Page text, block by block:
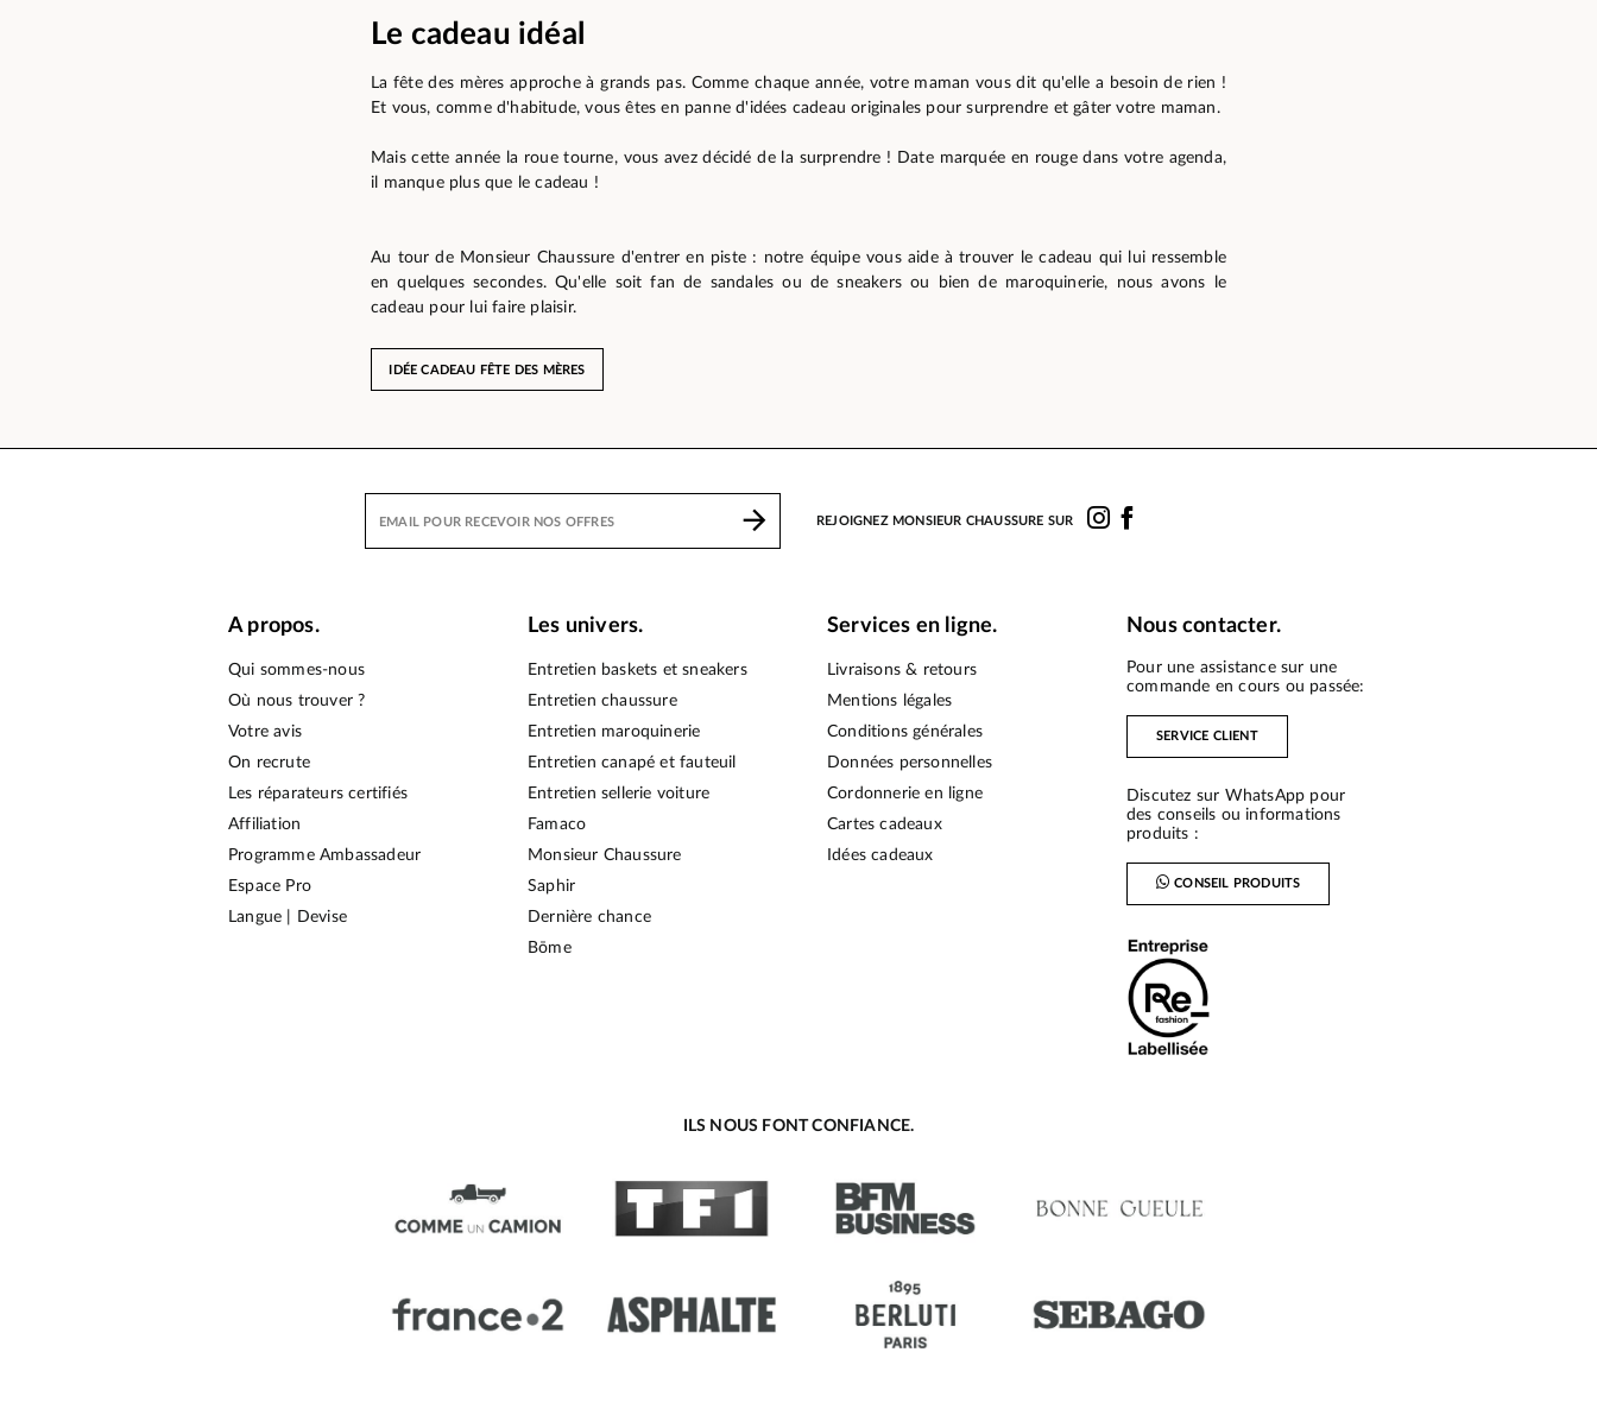
Le cadeau idéal
La fête des mères approche à grands pas. Comme chaque année, votre maman vous dit qu'elle a besoin de rien !
Et vous, comme d'habitude, vous êtes en panne d'idées cadeau originales pour surprendre et gâter votre maman.
Mais cette année la roue tourne, vous avez décidé de la surprendre ! Date marquée en rouge dans votre agenda,
il manque plus que le cadeau !
Au tour de Monsieur Chaussure d'entrer en piste : notre équipe vous aide à trouver le cadeau qui lui ressemble
en quelques secondes. Qu'elle soit fan de sandales ou de sneakers ou bien de maroquinerie, nous avons le
cadeau pour lui faire plaisir.
IDÉE CADEAU FÊTE DES MÈRES
REJOIGNEZ MONSIEUR CHAUSSURE SUR
A propos.
Qui sommes-nous
Où nous trouver ?
Votre avis
On recrute
Les réparateurs certifiés
Affiliation
Programme Ambassadeur
Espace Pro
Langue | Devise
Les univers.
Entretien baskets et sneakers
Entretien chaussure
Entretien maroquinerie
Entretien canapé et fauteuil
Entretien sellerie voiture
Famaco
Monsieur Chaussure
Saphir
Dernière chance
Bōme
Services en ligne.
Livraisons & retours
Mentions légales
Conditions générales
Données personnelles
Cordonnerie en ligne
Cartes cadeaux
Idées cadeaux
Nous contacter.
Pour une assistance sur une
commande en cours ou passée:
SERVICE CLIENT
Discutez sur WhatsApp pour
des conseils ou informations
produits :
CONSEIL PRODUITS
ILS NOUS FONT CONFIANCE.